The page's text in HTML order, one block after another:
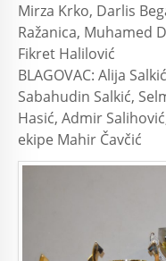
Mirza Krko, Darlis
Ražanica, Muhamed
Fikret Halilović
BLAGOVAC: Alija
Sabahudin Salkić,
Hasić, Admir
ekipe Mahir Čavčić